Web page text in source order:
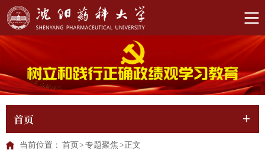
首页
当前位置： 首页 > 专题聚焦 >正文